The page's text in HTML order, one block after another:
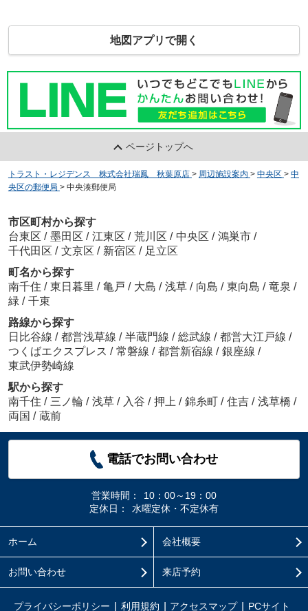
地図アプリで開く
ページトップへ
トラスト・レジデンス 株式会社瑞鳳 秋葉原店 > 周辺施設案内 > 中央区 > 中
央区の郵便局 > 中央湊郵便局
市区町村から探す
台東区 / 墨田区 / 江東区 / 荒川区 / 中央区 / 鴻巣市 /
千代田区 / 文京区 / 新宿区 / 足立区
町名から探す
南千住 / 東日暮里 / 亀戸 / 大島 / 浅草 / 向島 / 東向島 / 竜泉 /
緑 / 千束
路線から探す
日比谷線 / 都営浅草線 / 半蔵門線 / 総武線 / 都営大江戸線 /
つくばエクスプレス / 常磐線 / 都営新宿線 / 銀座線 /
東武伊勢崎線
駅から探す
南千住 / 三ノ輪 / 浅草 / 入谷 / 押上 / 錦糸町 / 住吉 / 浅草橋 /
両国 / 蔵前
電話でお問い合わせ
営業時間：
10：00～19：00
定休日：
水曜定休・不定休有
ホーム 会社概要
お問い合わせ 来店予約
プライバシーポリシー 利用規約 アクセスマップ PCサイト